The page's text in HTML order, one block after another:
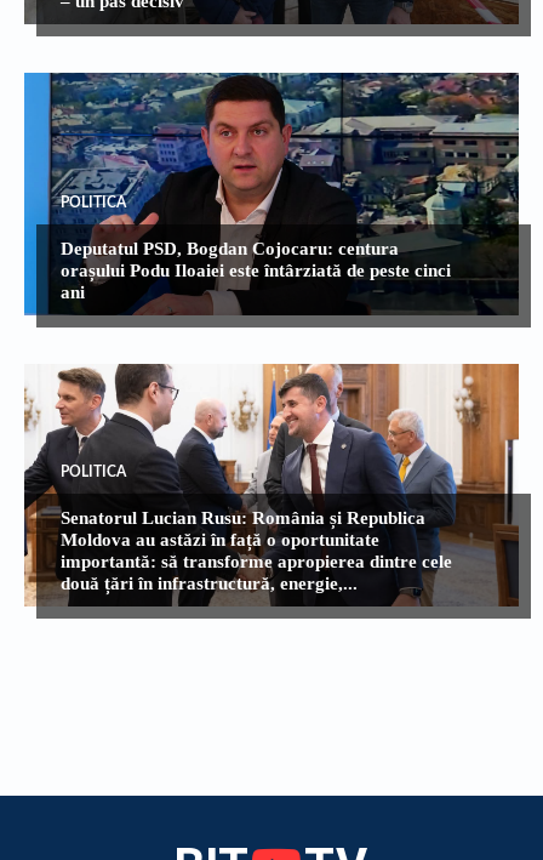
POLITICA
Deputatul PSD, Bogdan Cojocaru: centura
orașului Podu Iloaiei este întârziată de peste cinci
ani
POLITICA
Senatorul Lucian Rusu: România și Republica
Moldova au astăzi în față o oportunitate
importantă: să transforme apropierea dintre cele
două țări în infrastructură, energie,...